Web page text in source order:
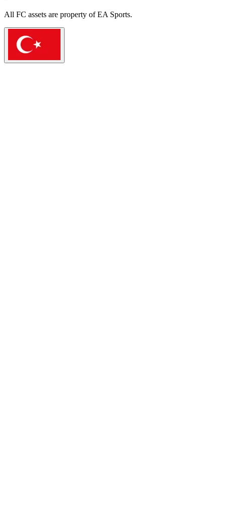
All FC assets are property of EA Sports.